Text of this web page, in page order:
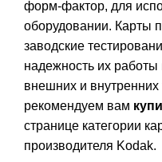
форм-фактор, для
оборудовании. Карты
заводские
надежность их
внешних и
рекомендуем вам
странице категории
производителя Kodak.